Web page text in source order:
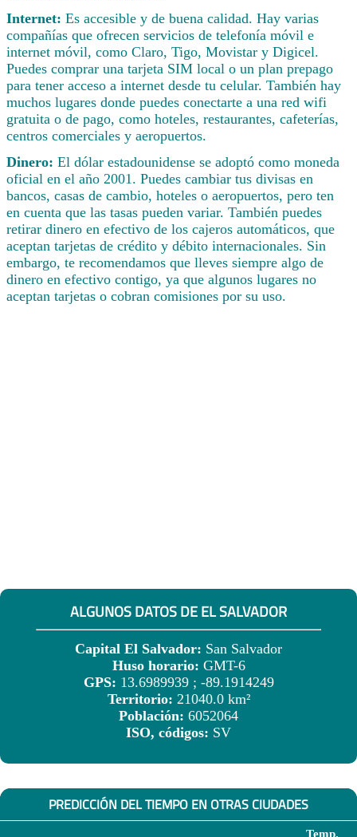
Internet: Es accesible y de buena calidad. Hay varias
compañías que ofrecen servicios de telefonía móvil e
internet móvil, como Claro, Tigo, Movistar y Digicel.
Puedes comprar una tarjeta SIM local o un plan prepago
para tener acceso a internet desde tu celular. También hay
muchos lugares donde puedes conectarte a una red wifi
gratuita o de pago, como hoteles, restaurantes, cafeterías,
centros comerciales y aeropuertos.
Dinero: El dólar estadounidense se adoptó como moneda
oficial en el año 2001. Puedes cambiar tus divisas en
bancos, casas de cambio, hoteles o aeropuertos, pero ten
en cuenta que las tasas pueden variar. También puedes
retirar dinero en efectivo de los cajeros automáticos, que
aceptan tarjetas de crédito y débito internacionales. Sin
embargo, te recomendamos que lleves siempre algo de
dinero en efectivo contigo, ya que algunos lugares no
aceptan tarjetas o cobran comisiones por su uso.
ALGUNOS DATOS DE EL SALVADOR
Capital El Salvador: San Salvador
Huso horario: GMT-6
GPS: 13.6989939 ; -89.1914249
Territorio: 21040.0 km²
Población: 6052064
ISO, códigos: SV
PREDICCIÓN DEL TIEMPO EN OTRAS CIUDADES
Temp.